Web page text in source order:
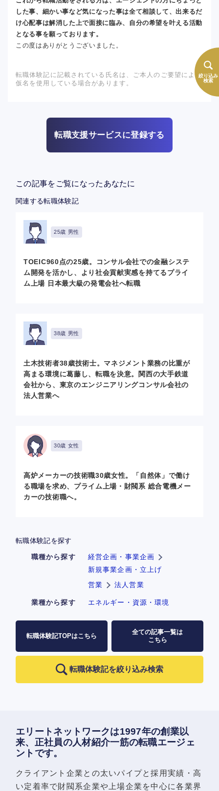
絞り込み
検索
した事、細かい事など気になった事は全て相談して、出来るだ
け心配事は解消した上で面接に臨み、自分の希望を叶える活動
となる事を願っております。
この度はありがとうございました。
転職体験記に記載されている氏名は、ご本人のご要望により
仮名を使用している場合があります。
転職支援サービスに登録する
この記事をご覧になったあなたに
関連する転職体験記
25歳 男性
TOEIC960点の25歳。コンサル会社での金融システ
ム開発を活かし、より社会貢献実感を持てるプライ
ム上場 日本最大級の発電会社へ転職
38歳 男性
土木技術者38歳技術士。マネジメント業務の比重が
高まる環境に葛藤し、転職を決意。関西の大手鉄道
会社から、東京のエンジニアリングコンサル会社の
法人営業へ
30歳 女性
高炉メーカーの技術職30歳女性。「自然体」で働け
る職場を求め、プライム上場・財閥系 総合電機メー
カーの技術職へ。
転職体験記を探す
職種から探す
経営企画・事業企画
新規事業企画・立上げ
営業
法人営業
業種から探す エネルギー・資源・環境
転職体験記TOPはこちら
転職体験記を絞り込み検索
全ての記事一覧は
こちら
エリートネットワークは1997年の創業以
来、正社員の人材紹介一筋の転職エージェ
ントです。
クライアント企業との太いパイプと採用実績・高
い定着率で財閥系企業や上場企業を中心に各業界